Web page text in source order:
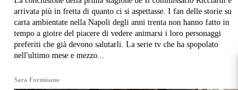
arrivata più in fretta di quanto ci si aspettasse. I fan delle storie su
carta ambientate nella Napoli degli anni trenta non hanno fatto in
tempo a gioire del piacere di vedere animarsi i loro personaggi
preferiti che già devono salutarli. La serie tv che ha spopolato
nell'ultimo mese e mezzo...
Sara Formisano